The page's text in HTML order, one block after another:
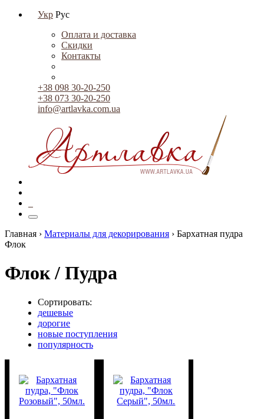
Укр Рус
Оплата и доставка
Скидки
Контакты
+38 098 30-20-250
+38 073 30-20-250
info@artlavka.com.ua
Главная › Материалы для декорирования › Бархатная пудра
Флок
Флок / Пудра
Сортировать:
дешевые
дорогие
новые поступления
популярность